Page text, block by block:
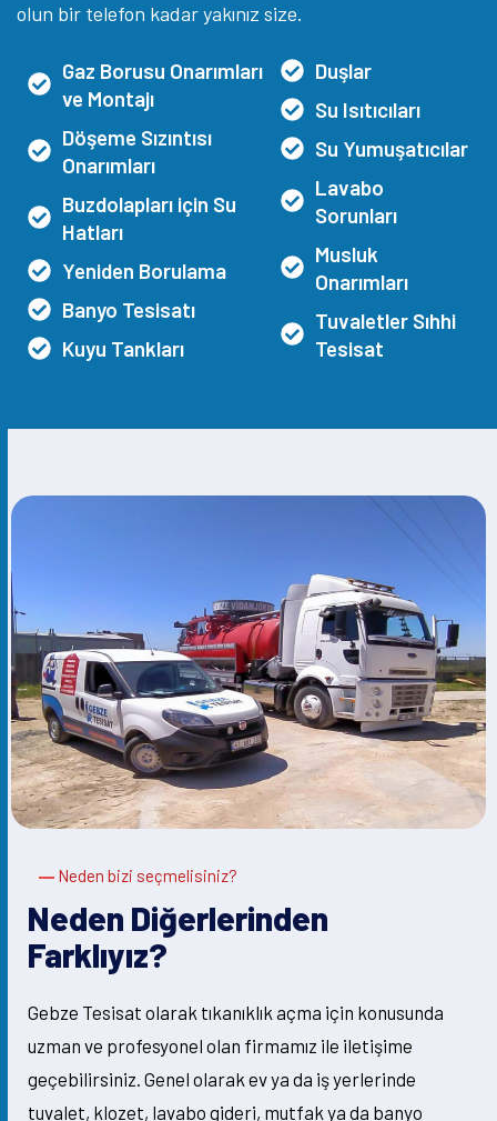
olun bir telefon kadar yakınız size.
Gaz Borusu Onarımları
ve Montajı
Döşeme Sızıntısı
Onarımları
Buzdolapları için Su
Hatları
Yeniden Borulama
Banyo Tesisatı
Kuyu Tankları
Duşlar
Su Isıtıcıları
Su Yumuşatıcılar
Lavabo
Sorunları
Musluk
Onarımları
Tuvaletler Sıhhi
Tesisat
Neden bizi seçmelisiniz?
Neden Diğerlerinden
Farklıyız?
Gebze Tesisat olarak tıkanıklık açma için konusunda
uzman ve profesyonel olan firmamız ile iletişime
geçebilirsiniz. Genel olarak ev ya da iş yerlerinde
tuvalet, klozet, lavabo gideri, mutfak ya da banyo